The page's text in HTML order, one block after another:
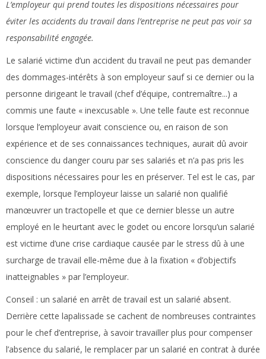
L’employeur qui prend toutes les dispositions nécessaires pour
éviter les accidents du travail dans l’entreprise ne peut pas voir sa
responsabilité engagée.
Le salarié victime d’un accident du travail ne peut pas demander
des dommages-intérêts à son employeur sauf si ce dernier ou la
personne dirigeant le travail (chef d’équipe, contremaître...) a
commis une faute « inexcusable ». Une telle faute est reconnue
lorsque l’employeur avait conscience ou, en raison de son
expérience et de ses connaissances techniques, aurait dû avoir
conscience du danger couru par ses salariés et n’a pas pris les
dispositions nécessaires pour les en préserver. Tel est le cas, par
exemple, lorsque l’employeur laisse un salarié non qualifié
manœuvrer un tractopelle et que ce dernier blesse un autre
employé en le heurtant avec le godet ou encore lorsqu’un salarié
est victime d’une crise cardiaque causée par le stress dû à une
surcharge de travail elle-même due à la fixation « d’objectifs
inatteignables » par l’employeur.
Conseil : un salarié en arrêt de travail est un salarié absent.
Derrière cette lapalissade se cachent de nombreuses contraintes
pour le chef d’entreprise, à savoir travailler plus pour compenser
l’absence du salarié, le remplacer par un salarié en contrat à durée